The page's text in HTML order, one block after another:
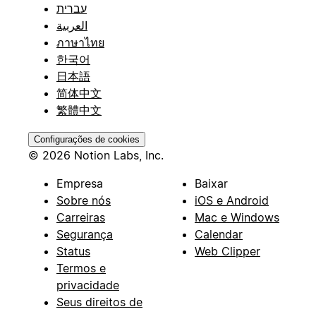
עברית
العربية
ภาษาไทย
한국어
日本語
简体中文
繁體中文
Configurações de cookies
© 2026 Notion Labs, Inc.
Empresa
Sobre nós
Carreiras
Segurança
Status
Termos e
privacidade
Seus direitos de
Baixar
iOS e Android
Mac e Windows
Calendar
Web Clipper